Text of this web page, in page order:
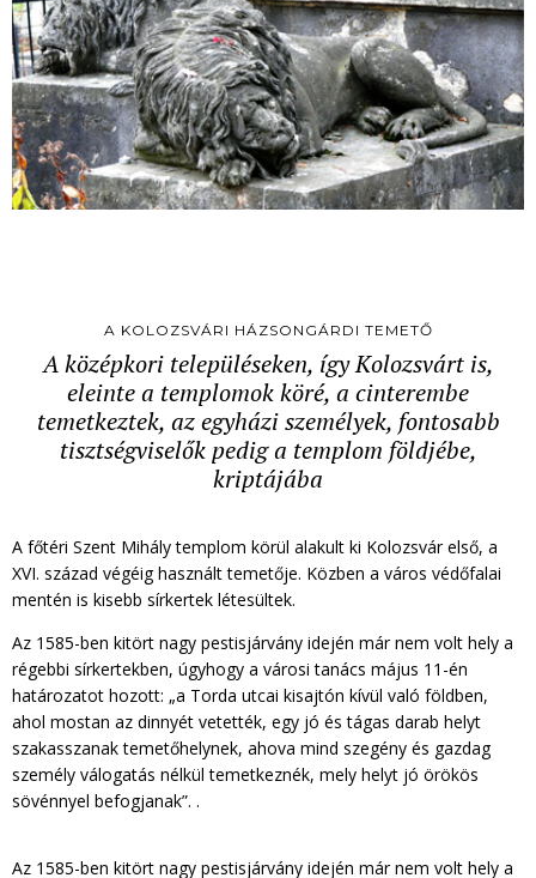
A KOLOZSVÁRI HÁZSONGÁRDI TEMETŐ
A középkori településeken, így Kolozsvárt is,
eleinte a templomok köré, a cinterembe
temetkeztek, az egyházi személyek, fontosabb
tisztségviselők pedig a templom földjébe,
kriptájába
A főtéri Szent Mihály templom körül alakult ki Kolozsvár első, a
XVI. század végéig használt temetője. Közben a város védőfalai
mentén is kisebb sírkertek létesültek.
Az 1585-ben kitört nagy pestisjárvány idején már nem volt hely a
régebbi sírkertekben, úgyhogy a városi tanács május 11-én
határozatot hozott: „a Torda utcai kisajtón kívül való földben,
ahol mostan az dinnyét vetették, egy jó és tágas darab helyt
szakasszanak temetőhelynek, ahova mind szegény és gazdag
személy válogatás nélkül temetkeznék, mely helyt jó örökös
sövénnyel befogjanak”. .
Az 1585-ben kitört nagy pestisjárvány idején már nem volt hely a